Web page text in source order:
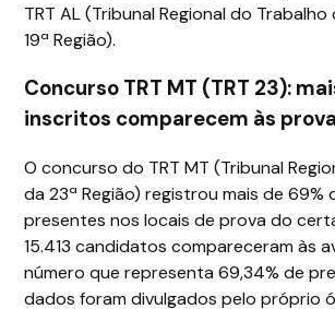
TRT AL (Tribunal Regional do
19ª Região).
Concurso TRT MT (TRT 23):
inscritos comparecem às
O concurso do TRT MT (Tribunal
da 23ª Região) registrou mais de 69%
presentes nos locais de prova do
15.413 candidatos compareceram às
número que representa 69,34% de
dados foram divulgados pelo próprio